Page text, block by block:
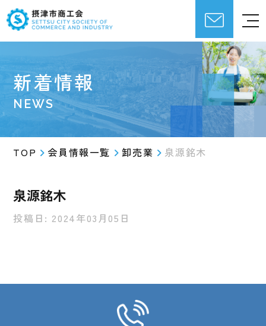
新着情報
NEWS
TOP 会員情報一覧 卸売業 泉源銘木
泉源銘木
投稿日: 2024年03月05日